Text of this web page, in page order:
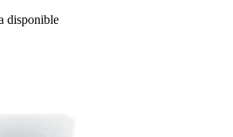
disponible